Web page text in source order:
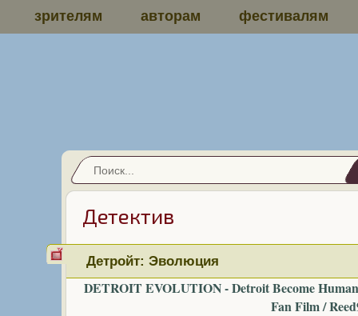
зрителям авторам фестивалям
Детектив
Детройт: Эволюция
DETROIT EVOLUTION - Detroit Become
Fan Film /